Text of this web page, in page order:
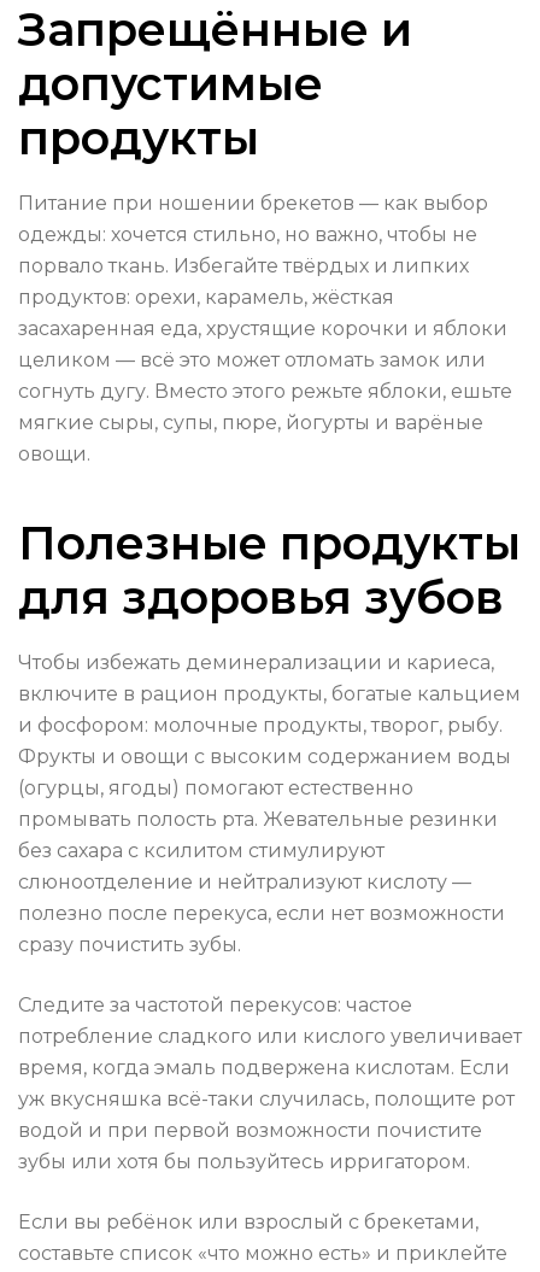
Запрещённые и
допустимые
продукты
Питание при ношении брекетов — как выбор
одежды: хочется стильно, но важно, чтобы не
порвало ткань. Избегайте твёрдых и липких
продуктов: орехи, карамель, жёсткая
засахаренная еда, хрустящие корочки и яблоки
целиком — всё это может отломать замок или
согнуть дугу. Вместо этого режьте яблоки, ешьте
мягкие сыры, супы, пюре, йогурты и варёные
овощи.
Полезные продукты
для здоровья зубов
Чтобы избежать деминерализации и кариеса,
включите в рацион продукты, богатые кальцием
и фосфором: молочные продукты, творог, рыбу.
Фрукты и овощи с высоким содержанием воды
(огурцы, ягоды) помогают естественно
промывать полость рта. Жевательные резинки
без сахара с ксилитом стимулируют
слюноотделение и нейтрализуют кислоту —
полезно после перекуса, если нет возможности
сразу почистить зубы.
Следите за частотой перекусов: частое
потребление сладкого или кислого увеличивает
время, когда эмаль подвержена кислотам. Если
уж вкусняшка всё-таки случилась, полощите рот
водой и при первой возможности почистите
зубы или хотя бы пользуйтесь ирригатором.
Если вы ребёнок или взрослый с брекетами,
составьте список «что можно есть» и приклейте